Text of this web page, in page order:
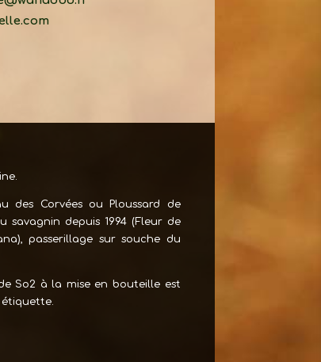
des Corvées ou Ploussard de
savagnin depuis 1994 (Fleur de
passerillage sur souche du
So2 à la mise en bouteille est
étiquette.